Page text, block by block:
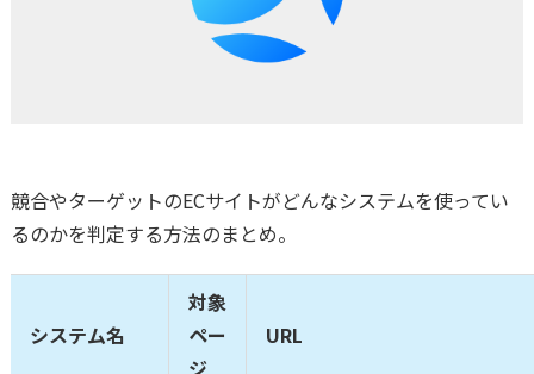
競合やターゲットのECサイトがどんなシステムを使ってい
るのかを判定する方法のまとめ。
システム名
対象
ペー
URL